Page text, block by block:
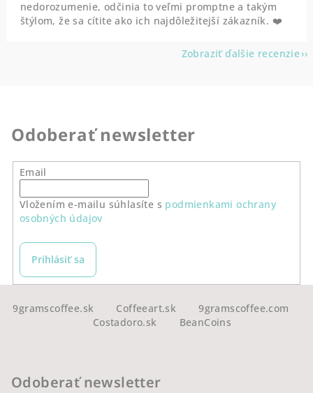
nedorozumenie, odčinia to veľmi promptne a takým
štýlom, že sa cítite ako ich najdôležitejší zákazník. ❤️
Zobraziť ďalšie recenzie
Odoberať newsletter
Email
Vložením e-mailu súhlasíte s podmienkami ochrany
osobných údajov
Prihlásiť sa
9gramscoffee.sk Coffeeart.sk
9gramscoffee.com
Costadoro.sk
BeanCoins
Odoberať newsletter